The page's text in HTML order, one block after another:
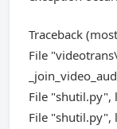
Traceback
File
File "shutil.py",
File "shutil.py",